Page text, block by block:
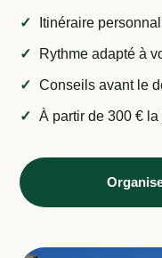
Itinéraire
Rythme adapté à
Conseils avant le
À partir de 300 €